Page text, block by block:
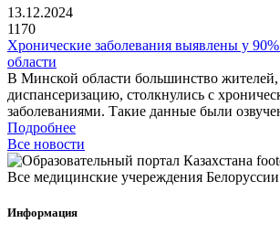
13.12.2024
1170
Хронические заболевания выявлены у
области
В Минской области большинство
диспансеризацию, столкнулись с
заболеваниями. Такие данные были
Подробнее
Все новости
Все медицинские учереждения Белоруссии
Информация